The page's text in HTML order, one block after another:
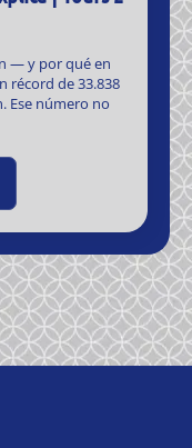
— y por qué en
récord de 33.838
Ese número no